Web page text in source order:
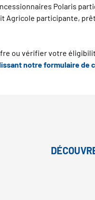
Polaris
Agricole participante,
ou vérifier votre
notre formulaire de